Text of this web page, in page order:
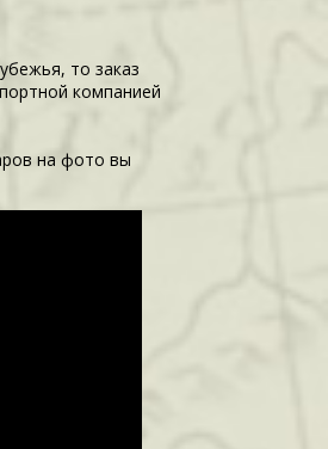
то заказ
компанией
на фото вы